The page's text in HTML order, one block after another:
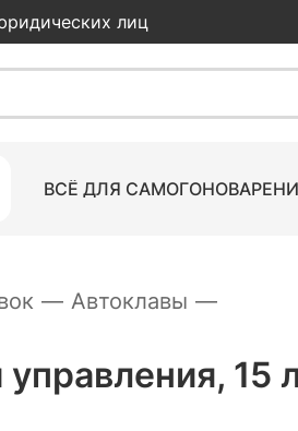
лиц
ВСЁ ДЛЯ
— Автоклавы —
12 950
15